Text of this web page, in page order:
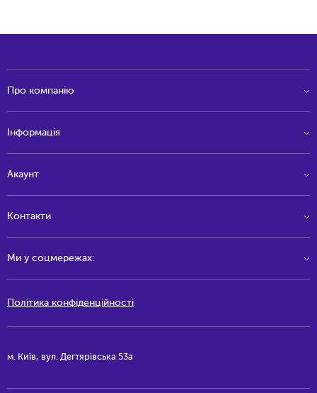
Про компанію
Інформація
Акаунт
Контакти
Ми у соцмережах:
Політика конфіденційності
м. Київ, вул. Дегтярівська 53а